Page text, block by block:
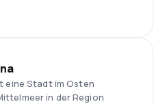
eine Stadt im Osten
in der Region